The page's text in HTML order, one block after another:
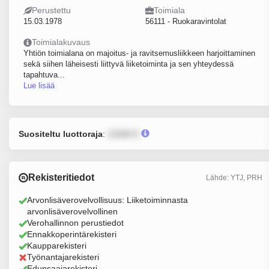
Perustettu
15.03.1978
Toimiala
56111 - Ruokaravintolat
Toimialakuvaus
Yhtiön toimialana on majoitus- ja ravitsemusliikkeen harjoittaminen
sekä siihen läheisesti liittyvä liiketoiminta ja sen yhteydessä
tapahtuva...
Lue lisää
Suositeltu luottoraja:
Rekisteritiedot Lähde: YTJ, PRH
Arvonlisäverovelvollisuus: Liiketoiminnasta
arvonlisäverovelvollinen
Verohallinnon perustiedot
Ennakkoperintärekisteri
Kaupparekisteri
Työnantajarekisteri